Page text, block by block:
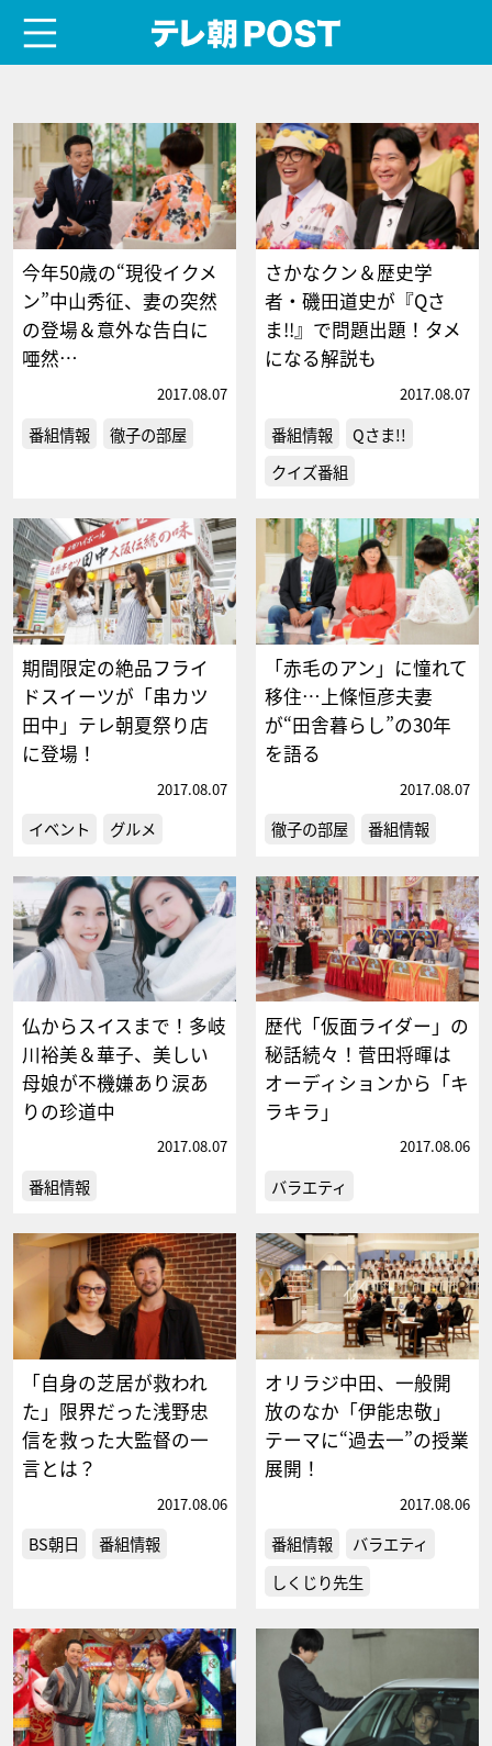
今年50歳の“現役イクメ
ン”中山秀征、妻の突然
の登場＆意外な告白に
唖然…
2017.08.07
番組情報 徹子の部屋
さかなクン＆歴史学
者・磯田道史が『Qさ
ま!!』で問題出題！タメ
になる解説も
2017.08.07
番組情報
Qさま!!
クイズ番組
期間限定の絶品フライ
ドスイーツが「串カツ
田中」テレ朝夏祭り店
に登場！
2017.08.07
イベント グルメ
「赤毛のアン」に憧れて
移住…上條恒彦夫妻
が“田舎暮らし”の30年
を語る
2017.08.07
徹子の部屋 番組情報
仏からスイスまで！多岐
川裕美＆華子、美しい
母娘が不機嫌あり涙あ
りの珍道中
2017.08.07
番組情報
歴代「仮面ライダー」の
秘話続々！菅田将暉は
オーディションから「キ
ラキラ」
2017.08.06
バラエティ
「自身の芝居が救われ
た」限界だった浅野忠
信を救った大監督の一
言とは？
2017.08.06
BS朝日 番組情報
オリラジ中田、一般開
放のなか「伊能忠敬」
テーマに“過去一”の授業
展開！
2017.08.06
番組情報
バラエティ
しくじり先生